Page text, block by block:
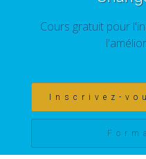
Cours gratuit pour
Inscrivez-